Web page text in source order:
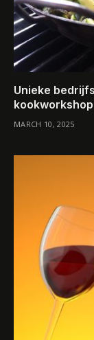
Unieke
MARCH 10, 2025